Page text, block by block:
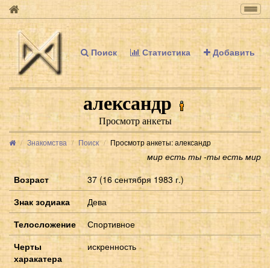
Поиск Статистика Добавить
александр
Просмотр анкеты
Знакомства Поиск Просмотр анкеты: александр
мир есть ты -ты есть мир
Возраст
37 (16 сентября 1983 г.)
Знак зодиака
Дева
Телосложение
Спортивное
Черты
харакатера
искренность